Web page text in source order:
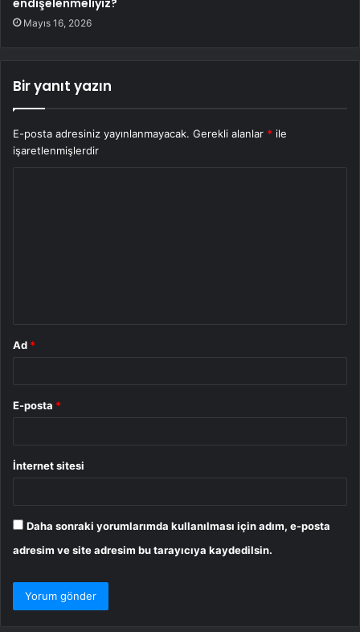
endişelenmeliyiz?
Mayıs 16, 2026
Bir yanıt yazın
E-posta adresiniz yayınlanmayacak. Gerekli alanlar * ile
işaretlenmişlerdir
Ad *
E-posta *
İnternet sitesi
Daha sonraki yorumlarımda kullanılması için adım, e-posta
adresim ve site adresim bu tarayıcıya kaydedilsin.